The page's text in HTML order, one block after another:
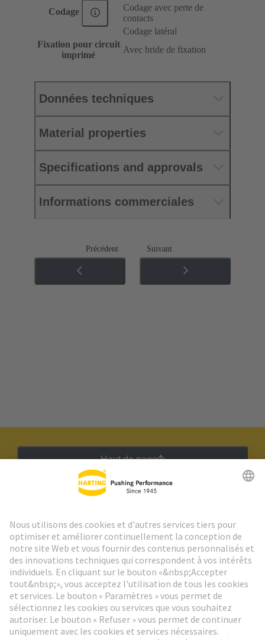
Codage
Codage avec perte de
contacts
Codage latéral
Fixation pour circuit
imprimé
Avec bride de fixation
Données techniques
Material properties
Specifications and approvals
Informations commerciales
Précédent Suivant
Haut de page
Aller à l'inscription
Social Media